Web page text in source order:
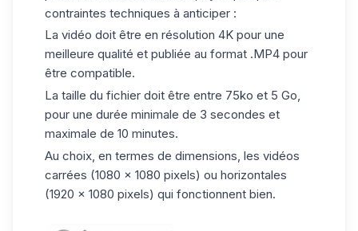
contraintes techniques à anticiper :
La vidéo doit être en résolution 4K pour une
meilleure qualité et publiée au format .MP4 pour
être compatible.
La taille du fichier doit être entre 75ko et 5 Go,
pour une durée minimale de 3 secondes et
maximale de 10 minutes.
Au choix, en termes de dimensions, les vidéos
carrées (1080 x 1080 pixels) ou horizontales
(1920 x 1080 pixels) qui fonctionnent bien.